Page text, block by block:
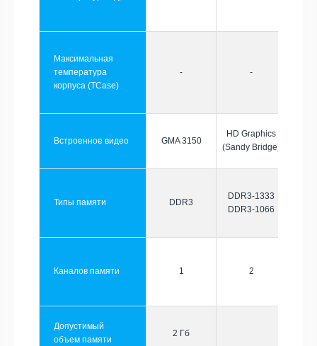
Максимальная
температура
корпуса (TCase)
- -
Встроенное видео GMA 3150
HD Graphics
(Sandy Bridge)
Типы памяти DDR3
DDR3-1333
DDR3-1066
Каналов памяти 1 2
Допустимый
объем памяти
2 Гб